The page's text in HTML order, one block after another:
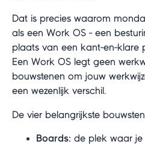
Dat is precies waarom
als een Work OS - een
plaats van een kant-en-klare
Een Work OS legt geen
bouwstenen om jouw
een wezenlijk verschil.
De vier belangrijkste
Boards: de plek waar je